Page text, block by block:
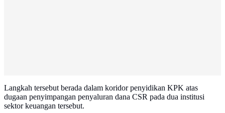
Langkah tersebut berada dalam koridor penyidikan KPK atas
dugaan penyimpangan penyaluran dana CSR pada dua institusi
sektor keuangan tersebut.